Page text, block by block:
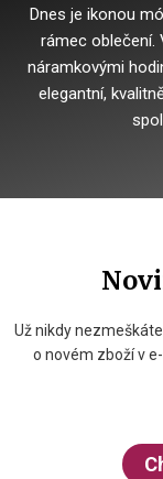
Dnes je ikonou
rámec oblečení.
náramkovými
elegantní,
Už nikdy
o novém zboží v